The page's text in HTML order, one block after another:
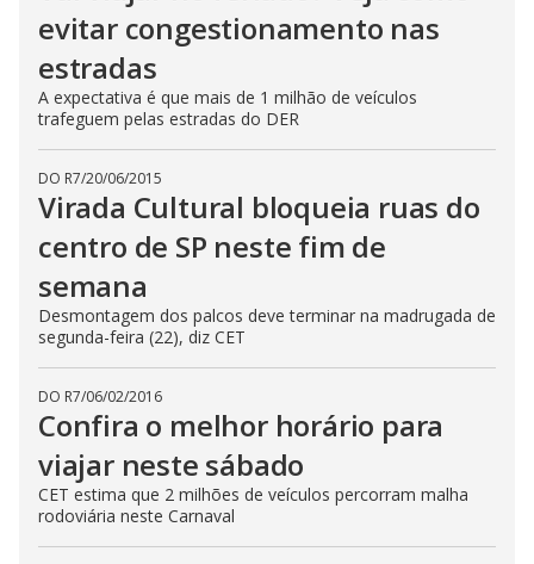
evitar congestionamento nas
estradas
A expectativa é que mais de 1 milhão de veículos
trafeguem pelas estradas do DER
DO R7/20/06/2015
Virada Cultural bloqueia ruas do
centro de SP neste fim de
semana
Desmontagem dos palcos deve terminar na madrugada de
segunda-feira (22), diz CET
DO R7/06/02/2016
Confira o melhor horário para
viajar neste sábado
CET estima que 2 milhões de veículos percorram malha
rodoviária neste Carnaval